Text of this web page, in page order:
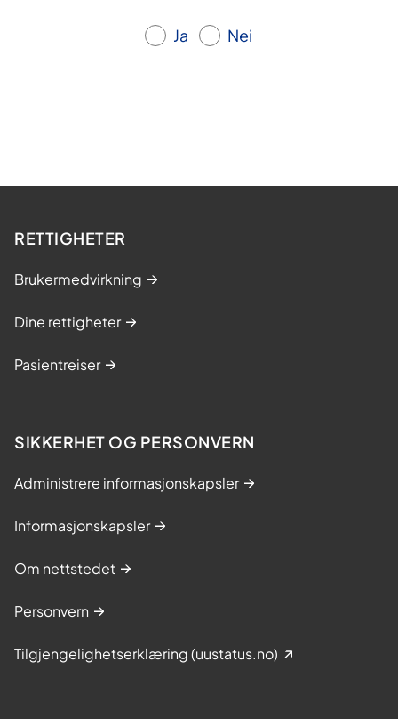
Ja Nei
RETTIGHETER
Brukermedvirkning
Dine rettigheter
Pasientreiser
SIKKERHET OG PERSONVERN
Administrere informasjonskapsler
Informasjonskapsler
Om nettstedet
Personvern
Tilgjengelighetserklæring (uustatus.no)